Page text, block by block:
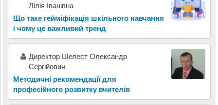
Лілія Іванівна
Що таке гейміфікація шкільного навчання
і чому це важливий тренд
Директор Шелест Олександр
Сергійович
Методичні рекомендації для
професійного розвитку вчителів